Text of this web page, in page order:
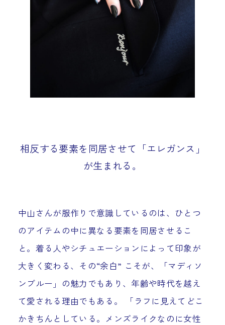
相反する要素を同居させて「エレガンス」
が生まれる。
中山さんが服作りで意識しているのは、ひとつ
のアイテムの中に異なる要素を同居させるこ
と。着る人やシチュエーションによって印象が
大きく変わる、その“余白” こそが、「マディソ
ンブルー」の魅力でもあり、年齢や時代を越え
て愛される理由でもある。 「ラフに見えてどこ
かきちんとしている。メンズライクなのに女性